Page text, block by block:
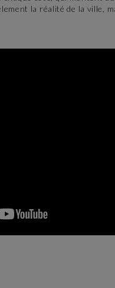
la réalité de la ville,